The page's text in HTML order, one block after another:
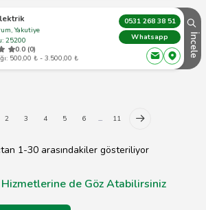
Yakutiye
25200
0.0 (0)
500,00 ₺ - 3.500,00 ₺
0531 268 38 51
Whatsapp
İncele
2 3 4 5 6 ... 11
1-30 arasındakiler gösteriliyor
de Göz Atabilirsiniz